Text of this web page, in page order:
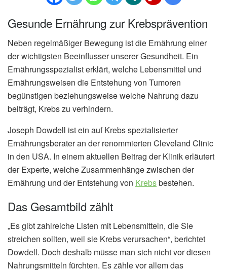
Gesunde Ernährung zur Krebsprävention
Neben regelmäßiger Bewegung ist die Ernährung einer
der wichtigsten Beeinflusser unserer Gesundheit. Ein
Ernährungsspezialist erklärt, welche Lebensmittel und
Ernährungsweisen die Entstehung von Tumoren
begünstigen beziehungsweise welche Nahrung dazu
beiträgt, Krebs zu verhindern.
Joseph Dowdell ist ein auf Krebs spezialisierter
Ernährungsberater an der renommierten Cleveland Clinic
in den USA. In einem aktuellen Beitrag der Klinik erläutert
der Experte, welche Zusammenhänge zwischen der
Ernährung und der Entstehung von Krebsbestehen.
Das Gesamtbild zählt
„Es gibt zahlreiche Listen mit Lebensmitteln, die Sie
streichen sollten, weil sie Krebs verursachen“, berichtet
Dowdell. Doch deshalb müsse man sich nicht vor diesen
Nahrungsmitteln fürchten. Es zähle vor allem das